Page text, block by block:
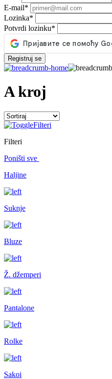
E-mail*
Lozinka*
Potvrdi lozinku*
Registruj se
A kroj
Filteri
Filteri
Poništi sve
Haljine
Suknje
Bluze
Ž. džemperi
Pantalone
Rolke
Sakoi